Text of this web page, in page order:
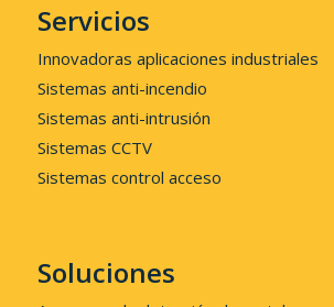
Servicios
Innovadoras aplicaciones industriales
Sistemas anti-incendio
Sistemas anti-intrusión
Sistemas CCTV
Sistemas control acceso
Soluciones